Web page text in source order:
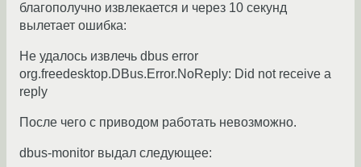
благополучно извлекается и через 10 секунд
вылетает ошибка:
Не удалось извлечь dbus error
org.freedesktop.DBus.Error.NoReply: Did not receive a
reply
После чего с приводом работать невозможно.
dbus-monitor выдал следующее: